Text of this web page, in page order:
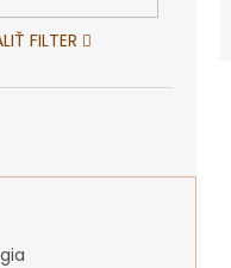
FILTER